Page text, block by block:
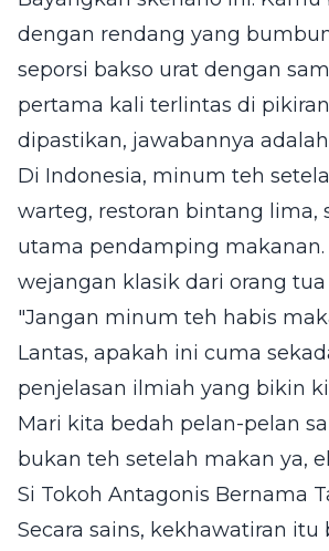
dengan rendang yang
seporsi bakso urat dengan
pertama kali terlintas di
dipastikan, jawabannya
Di Indonesia, minum teh
warteg, restoran bintang lima,
utama pendamping
wejangan klasik dari orang
"Jangan minum teh habis
Lantas, apakah ini cuma
penjelasan ilmiah yang bikin
Mari kita bedah pelan-pelan
bukan teh setelah makan ya,
Si Tokoh Antagonis Bernama
Secara sains, kekhawatiran